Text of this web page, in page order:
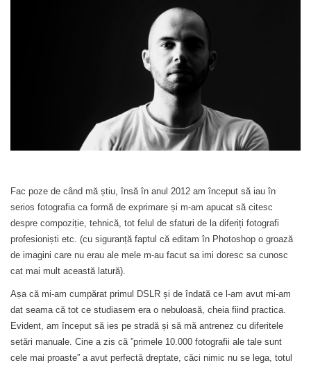
Fac poze de când mă știu, însă în anul 2012 am început să iau în
serios fotografia ca formă de exprimare și m-am apucat să citesc
despre compoziție, tehnică, tot felul de sfaturi de la diferiți fotografi
profesioniști etc. (cu siguranță faptul că editam în Photoshop o groază
de imagini care nu erau ale mele m-au facut sa imi doresc sa cunosc
cat mai mult această latură).
Așa că mi-am cumpărat primul DSLR și de îndată ce l-am avut mi-am
dat seama că tot ce studiasem era o nebuloasă, cheia fiind practica.
Evident, am început să ies pe stradă și să mă antrenez cu diferitele
setări manuale. Cine a zis că ”primele 10.000 fotografii ale tale sunt
cele mai proaste” a avut perfectă dreptate, căci nimic nu se lega, totul